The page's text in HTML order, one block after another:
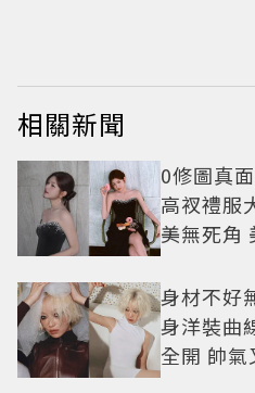
相關新聞
0修圖真
高衩禮服
美無死角
身材不好
身洋裝曲
全開 帥